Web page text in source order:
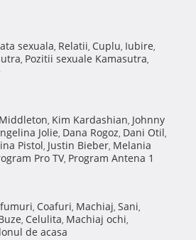
sexuala, Relatii, Cuplu, Iubire,
, Pozitii sexuale Kamasutra,
, Kim Kardashian, Johnny
Jolie, Dana Rogoz, Dani Otil,
Pistol, Justin Bieber, Melania
Pro TV, Program Antena 1
, Coafuri, Machiaj, Sani,
, Celulita, Machiaj ochi,
de acasa